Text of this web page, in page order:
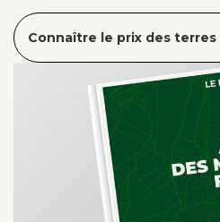
Connaître le prix des terres